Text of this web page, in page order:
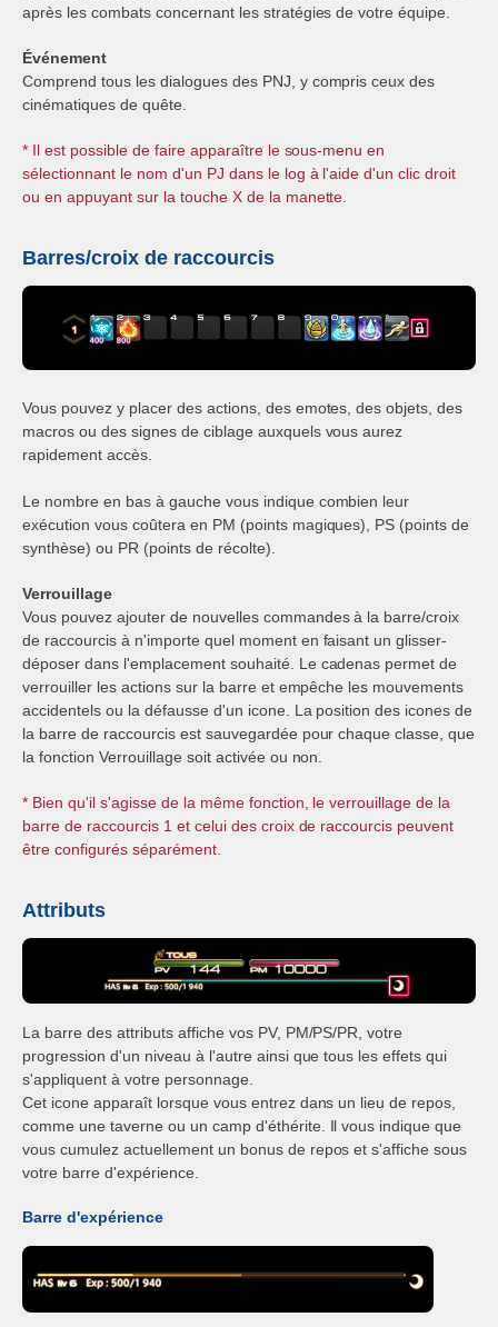
après les combats concernant les stratégies de votre équipe.
Événement
Comprend tous les dialogues des PNJ, y compris ceux des
cinématiques de quête.
* Il est possible de faire apparaître le sous-menu en
sélectionnant le nom d'un PJ dans le log à l'aide d'un clic droit
ou en appuyant sur la touche X de la manette.
Barres/croix de raccourcis
Vous pouvez y placer des actions, des emotes, des objets, des
macros ou des signes de ciblage auxquels vous aurez
rapidement accès.
Le nombre en bas à gauche vous indique combien leur
exécution vous coûtera en PM (points magiques), PS (points de
synthèse) ou PR (points de récolte).
Verrouillage
Vous pouvez ajouter de nouvelles commandes à la barre/croix
de raccourcis à n'importe quel moment en faisant un glisser-
déposer dans l'emplacement souhaité. Le cadenas permet de
verrouiller les actions sur la barre et empêche les mouvements
accidentels ou la défausse d'un icone. La position des icones de
la barre de raccourcis est sauvegardée pour chaque classe, que
la fonction Verrouillage soit activée ou non.
* Bien qu'il s'agisse de la même fonction, le verrouillage de la
barre de raccourcis 1 et celui des croix de raccourcis peuvent
être configurés séparément.
Attributs
La barre des attributs affiche vos PV, PM/PS/PR, votre
progression d'un niveau à l'autre ainsi que tous les effets qui
s'appliquent à votre personnage.
Cet icone apparaît lorsque vous entrez dans un lieu de repos,
comme une taverne ou un camp d'éthérite. Il vous indique que
vous cumulez actuellement un bonus de repos et s'affiche sous
votre barre d'expérience.
Barre d'expérience